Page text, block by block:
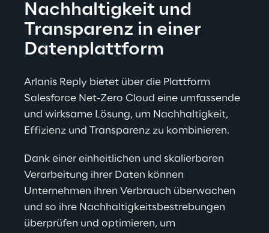
Nachhaltigkeit und
Transparenz in einer
Datenplattform
Arlanis Reply bietet über die Plattform
Salesforce Net-Zero Cloud eine umfassende
und wirksame Lösung, um Nachhaltigkeit,
Effizienz und Transparenz zu kombinieren.
Dank einer einheitlichen und skalierbaren
Verarbeitung ihrer Daten können
Unternehmen ihren Verbrauch überwachen
und so ihre Nachhaltigkeitsbestrebungen
überprüfen und optimieren, um